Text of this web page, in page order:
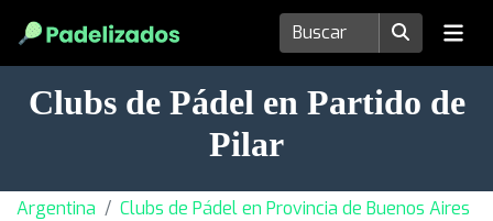
Clubs de Pádel en Partido de
Pilar
Argentina
Clubs de Pádel en Provincia de Buenos Aires